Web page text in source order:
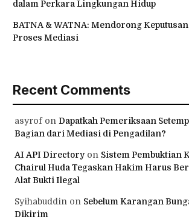
dalam Perkara Lingkungan Hidup
BATNA & WATNA: Mendorong
Proses Mediasi
Recent Comments
asyrofon Dapatkah Pemeriksaan
Bagian dari Mediasi di Pengadilan?
AI API Directoryon Sistem Pembuktian
Chairul Huda Tegaskan Hakim Harus
Alat Bukti Ilegal
Syihabuddin on Sebelum Karangan
Dikirim